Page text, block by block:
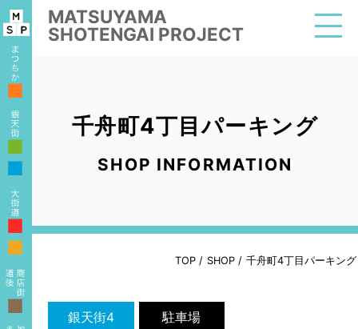
MATSUYAMA
SHOTENGAI PROJECT
■
■
■
■
■
■
千舟町4丁目パーキング
SHOP INFORMATION
TOP / SHOP / 千舟町4丁目パーキング
銀天街4 駐車場